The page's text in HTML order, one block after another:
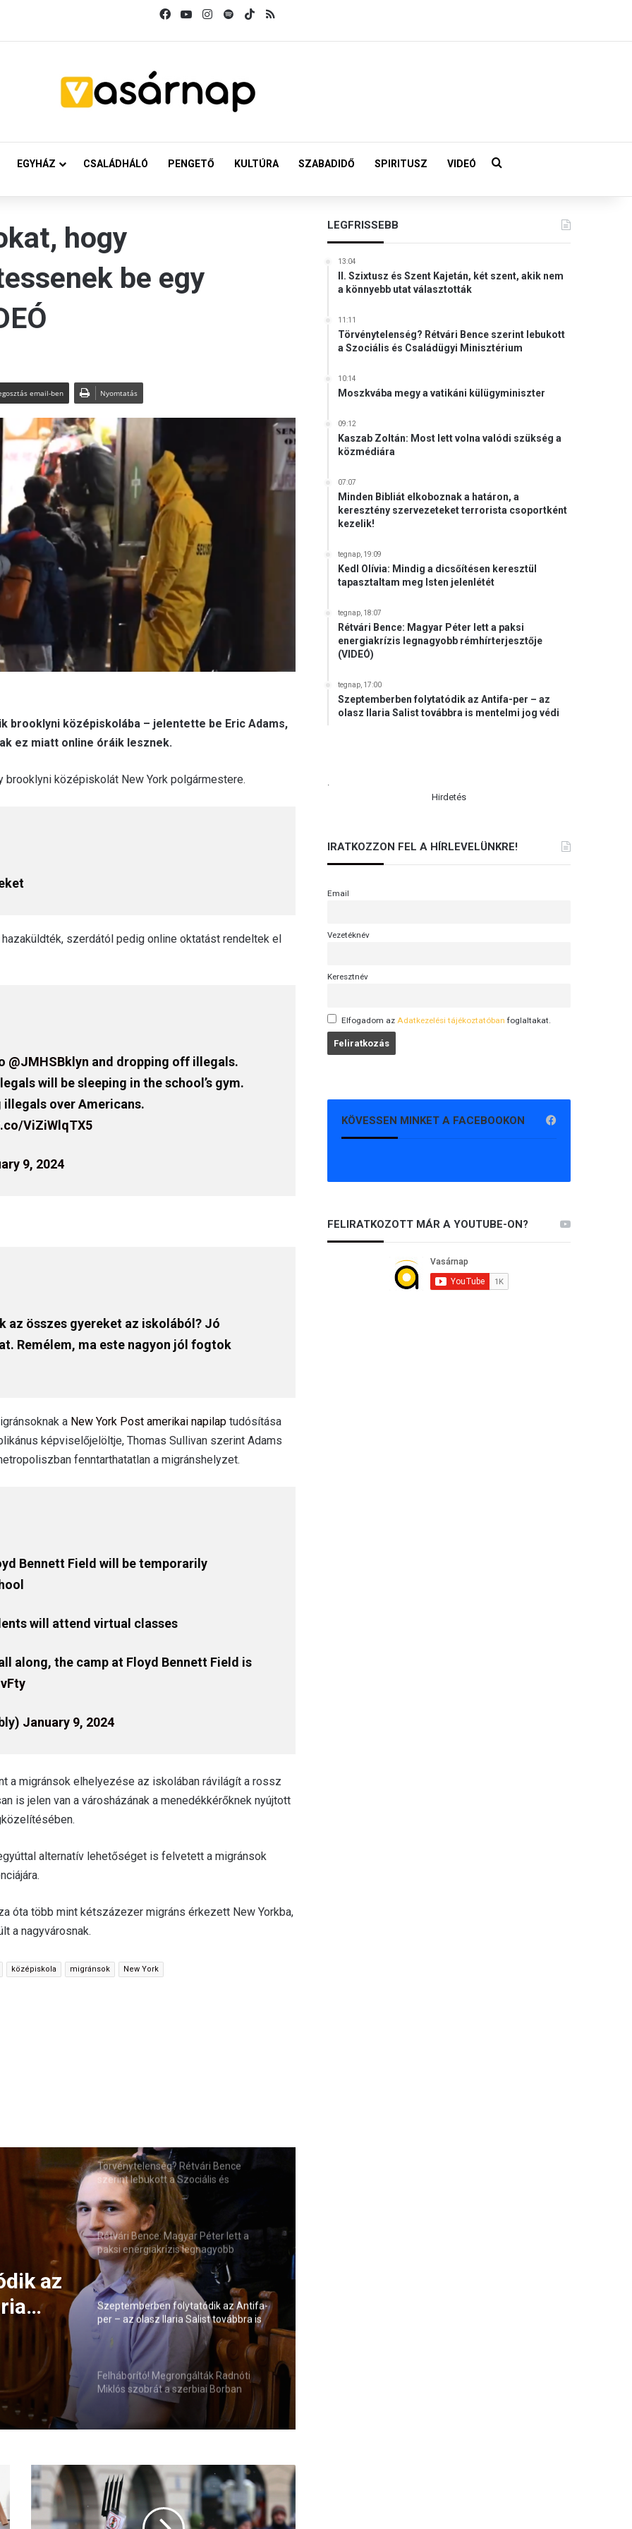
FacebookYouTubeInstagram
SpotifyTikTok
EGYHÁZ CSALÁDHÁLÓ PENGETŐ KULTÚRA SZABADIDŐ SPIRITUSZ VIDEÓ Keresés:
hogy
be egy
email-ben Nyomtatás
középiskolába – jelentette be Eric Adams,
ez miatt online óráik lesznek.
középiskolát New York polgármestere.
szerdától pedig online oktatást rendeltek el
@JMHSBklyn and dropping off illegals.
will be sleeping in the school’s gym.
over Americans.
ViZiWlqTX5
9, 2024
az összes gyereket az iskolából? Jó
Remélem, ma este nagyon jól fogtok
a New York Post amerikai napilap tudósítása
képviselőjelöltje, Thomas Sullivan szerint Adams
fenntarthatatlan a migránshelyzet.
Bennett Field will be temporarily
will attend virtual classes
along, the camp at Floyd Bennett Field is
January 9, 2024
a migránsok elhelyezése az iskolában rávilágít a rossz
is jelen van a városházának a menedékkérőknek nyújtott
alternatív lehetőséget is felvetett a migránsok
óta több mint kétszázezer migráns érkezett New Yorkba,
a nagyvárosnak.
középiskola migránsok New York
az
Törvénytelenség? Rétvári Bence
szerint lebukott a Szociális és
Családügyi Minisztérium
Rétvári Bence: Magyar Péter lett a
paksi energiakrízis legnagyobb
rémhírterjesztője (VIDEÓ)
Szeptemberben folytatódik az Antifa-
per – az olasz Ilaria Salist továbbra is
mentelmi jog védi
Felháborító! Megrongálták Radnóti
Miklós szobrát a szerbiai Borban
N
a
g
LEGFRISSEBB
13:04
II. Szixtusz és Szent Kajetán, két szent, akik nem
a könnyebb utat választották
11:11
Törvénytelenség? Rétvári Bence szerint lebukott
a Szociális és Családügyi Minisztérium
10:14
Moszkvába megy a vatikáni külügyminiszter
09:12
Kaszab Zoltán: Most lett volna valódi szükség a
közmédiára
07:07
Minden Bibliát elkoboznak a határon, a
keresztény szervezeteket terrorista csoportként
kezelik!
tegnap, 19:09
Kedl Olívia: Mindig a dicsőítésen keresztül
tapasztaltam meg Isten jelenlétét
tegnap, 18:07
Rétvári Bence: Magyar Péter lett a paksi
energiakrízis legnagyobb rémhírterjesztője
(VIDEÓ)
tegnap, 17:00
Szeptemberben folytatódik az Antifa-per – az
olasz Ilaria Salist továbbra is mentelmi jog védi
.
Hirdetés
IRATKOZZON FEL A HÍRLEVELÜNKRE!
Email
Vezetéknév
Keresztnév
Elfogadom az Adatkezelési tájékoztatóban foglaltakat.
KÖVESSEN MINKET A FACEBOOKON
FELIRATKOZOTT MÁR A YOUTUBE-ON?